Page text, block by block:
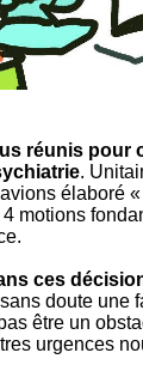
réunis pour
.
élaboré
motions
ces
sans doute une
être un
urgences